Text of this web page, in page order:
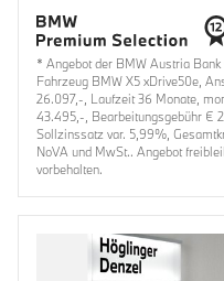
* Angebot der BMW Austria
Fahrzeug BMW X5 xDrive50e,
26.097,-, Laufzeit 36 Monate,
43.495,-, Bearbeitungsgebühr €
Sollzinssatz var. 5,99%,
NoVA und MwSt.. Angebot
vorbehalten.